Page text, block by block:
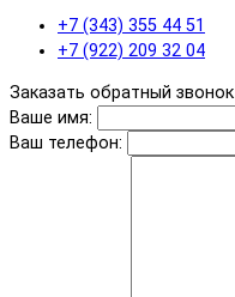
+7 (343) 355 44 51
+7 (922) 209 32 04
Заказать обратный звонок
Ваше имя:
Ваш телефон: